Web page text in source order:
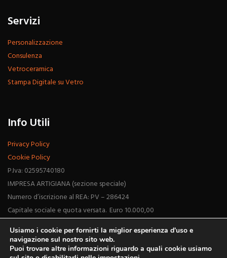
Servizi
Personalizzazione
Consulenza
Vetroceramica
Stampa Digitale su Vetro
Info Utili
Privacy Policy
Cookie Policy
P.Iva: 02595740180
IMPRESA ARTIGIANA (sezione speciale)
Numero d’iscrizione al REA: PV – 286424
Capitale sociale e quota versata. Euro 10.000,00
Usiamo i cookie per fornirti la miglior esperienza d'uso e
navigazione sul nostro sito web.
Puoi trovare altre informazioni riguardo a quali cookie usiamo